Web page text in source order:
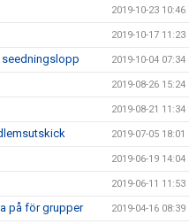
2019-10-23 10:46
2019-10-17 11:23
seedningslopp 2019-10-04 07:34
2019-08-26 15:24
2019-08-21 11:34
2019-07-05 18:01
2019-06-19 14:04
2019-06-11 11:53
på för grupper 2019-04-16 08:39